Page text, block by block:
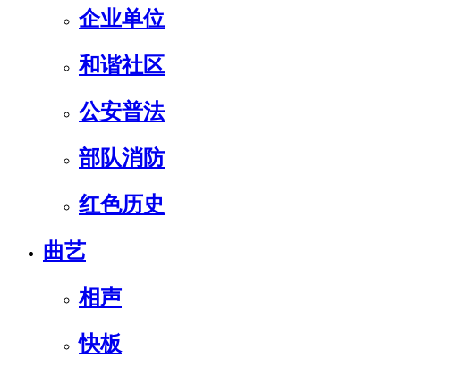
企业单位
和谐社区
公安普法
部队消防
红色历史
曲艺
相声
快板